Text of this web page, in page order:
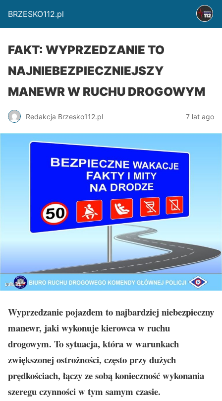
BRZESKO112.pl
FAKT: WYPRZEDZANIE TO
NAJNIEBEZPIECZNIEJSZY
MANEWR W RUCHU DROGOWYM
Redakcja Brzesko112.pl 7 lat ago
Wyprzedzanie pojazdem to najbardziej niebezpieczny
manewr, jaki wykonuje kierowca w ruchu
drogowym. To sytuacja, która w warunkach
zwiększonej ostrożności, często przy dużych
prędkościach, łączy ze sobą konieczność wykonania
szeregu czynności w tym samym czasie.